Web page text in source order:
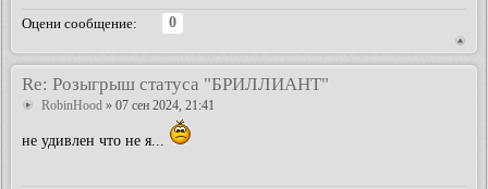
Оцени сообщение:
0
Re: Розыгрыш статуса "БРИЛЛИАНТ"
RobinHood » 07 сен 2024, 21:41
не удивлен что не я...